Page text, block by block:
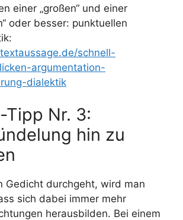
einer „großen“ und einer
oder besser: punktuellen
schnell-
argumentation-
dialektik
Tipp Nr. 3:
hin zu
Gedicht durchgeht, wird man
sich dabei immer mehr
herausbilden. Bei einem